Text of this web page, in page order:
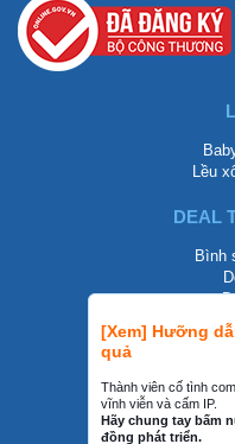
[Xem] Hưỡng
quả
Thành viên cố tình
vĩnh viễn và cấm IP.
Hãy chung tay bấm
đồng phát triển.
Lều
DEAL
Bình